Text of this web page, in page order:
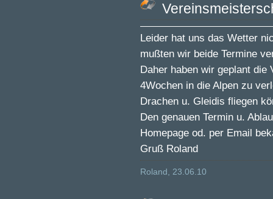
Leider hat uns das Wetter
mußten wir beide Termine
Daher haben wir geplant
4Wochen in die Alpen zu
Drachen u. Gleidis fliegen
Den genauen Termin u.
Homepage od. per Email
Gruß Roland
Roland, 23.06.10